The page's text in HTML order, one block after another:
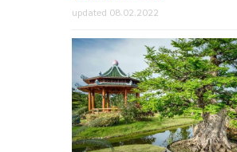
updated 08.02.2022